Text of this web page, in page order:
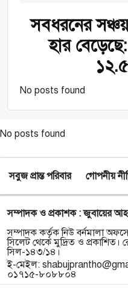
সবধরনের
হার
No posts found
No posts found
সবুজ প্রান্ত পরিবার গোপনীয়
সম্পাদক ও প্রকাশক : জুবায়ের
সম্পাদক কর্তৃক নিউ বর্নমালা
সিলেট থেকে মুদ্রিত ও প্রকাশিত।
সিল-১৪৩/১৪।
ই-মেইল:
০১৭১৫-৮০৮৮০৪